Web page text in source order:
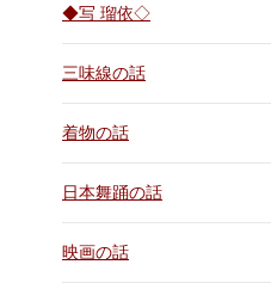
◆写 瑠依◇
三味線の話
着物の話
日本舞踊の話
映画の話